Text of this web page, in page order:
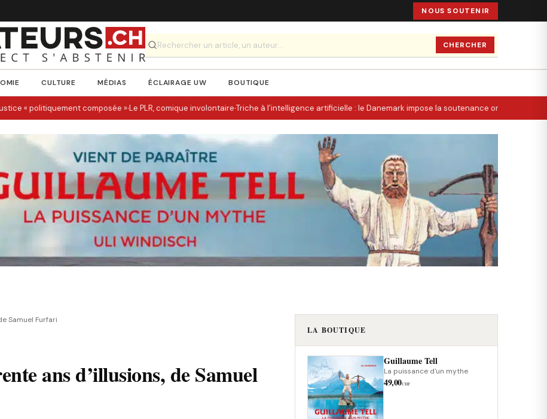
NOUS SOUTENIR
CHERCHER
CULTURE MÉDIAS ÉCLAIRAGE UW BOUTIQUE
« politiquement composée »·Le PLR, comique involontaire·Triche à l’intelligence artificielle : le Danemark impose la soutenance orale, la Suisse
Samuel Furfari
ans d’illusions, de Samuel
LA BOUTIQUE
Guillaume Tell
La puissance d'un mythe
49,00CHF